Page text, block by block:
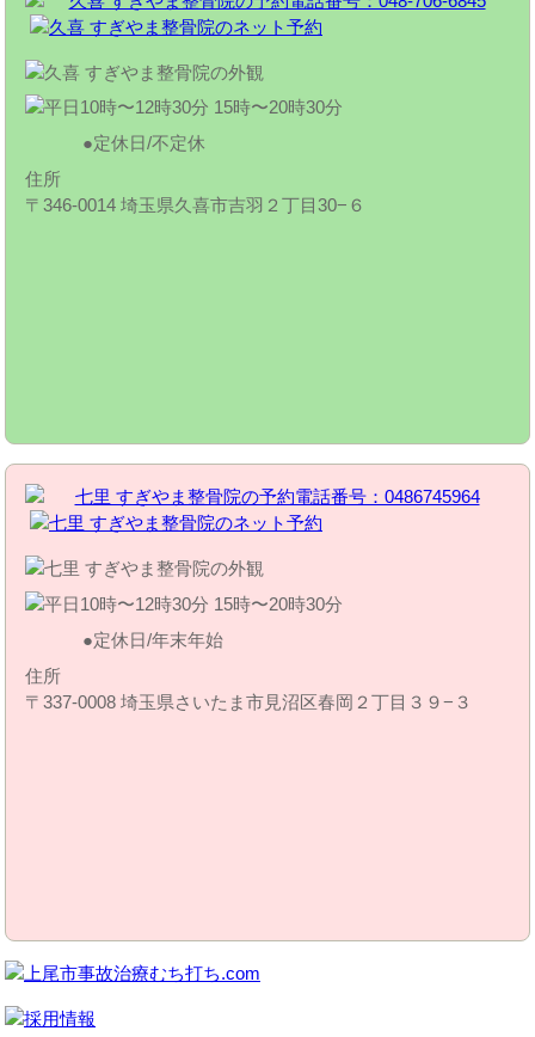
定休日/不定休
住所
〒346-0014 埼玉県久喜市吉羽２丁目30−６
定休日/年末年始
住所
〒337-0008 埼玉県さいたま市見沼区春岡２丁目３９−３